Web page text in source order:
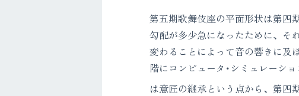
第五期歌舞伎座の平面形状は第四
勾配が多少急になったために、そ
変わることによって音の響きに及
階にコンピュータ･シミュレーシ
は意匠の継承という点から、第四